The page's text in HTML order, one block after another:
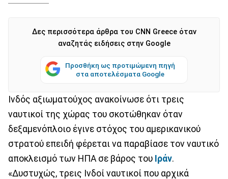
Δες περισσότερα άρθρα του CNN Greece όταν
αναζητάς ειδήσεις στην Google
Προσθήκη ως προτιμώμενη πηγή
στα αποτελέσματα Google
Ινδός αξιωματούχος ανακοίνωσε ότι τρεις
ναυτικοί της χώρας του σκοτώθηκαν όταν
δεξαμενόπλοιο έγινε στόχος του αμερικανικού
στρατού επειδή φέρεται να παραβίασε τον ναυτικό
αποκλεισμό των ΗΠΑ σε βάρος του Ιράν.
«Δυστυχώς, τρεις Ινδοί ναυτικοί που αρχικά